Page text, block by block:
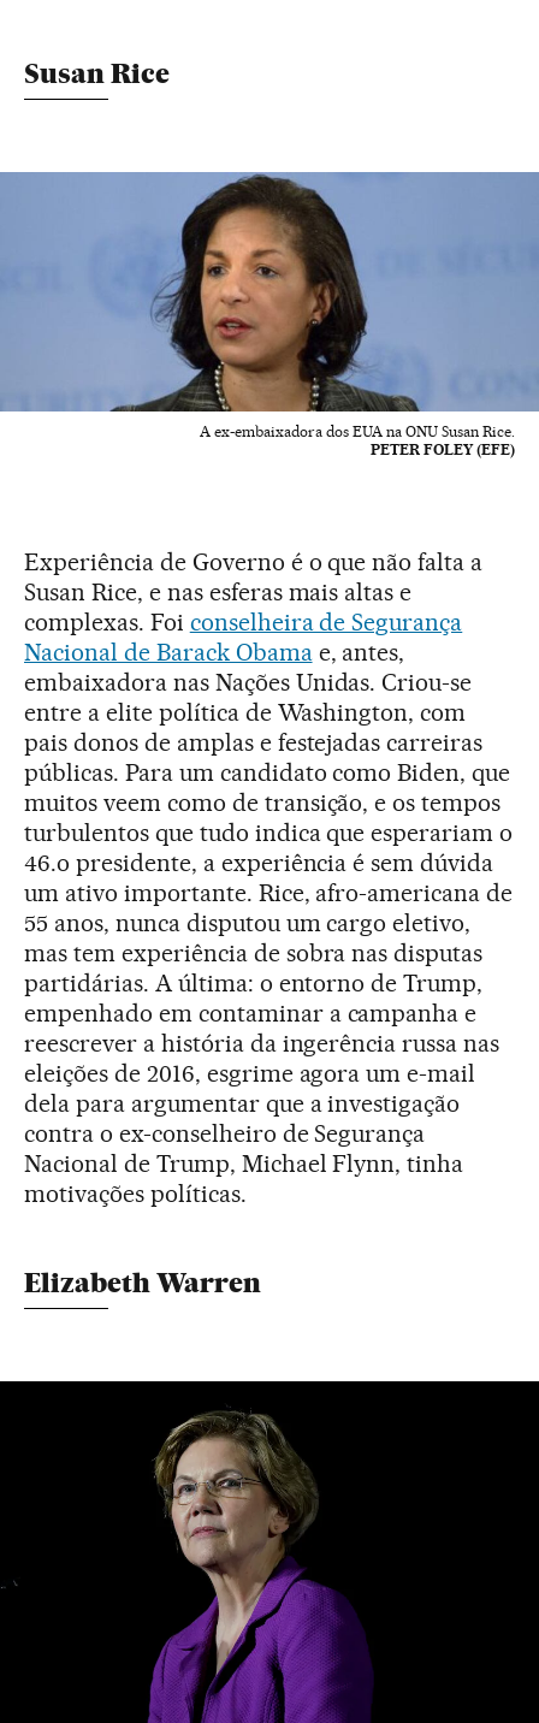
Susan Rice
A ex-embaixadora dos EUA na ONU Susan Rice.
PETER FOLEY (EFE)
Experiência de Governo é o que não falta a
Susan Rice, e nas esferas mais altas e
complexas. Foi conselheira de Segurança
Nacional de Barack Obamae, antes,
embaixadora nas Nações Unidas. Criou-se
entre a elite política de Washington, com
pais donos de amplas e festejadas carreiras
públicas. Para um candidato como Biden, que
muitos veem como de transição, e os tempos
turbulentos que tudo indica que esperariam o
46.o presidente, a experiência é sem dúvida
um ativo importante. Rice, afro-americana de
55 anos, nunca disputou um cargo eletivo,
mas tem experiência de sobra nas disputas
partidárias. A última: o entorno de Trump,
empenhado em contaminar a campanha e
reescrever a história da ingerência russa nas
eleições de 2016, esgrime agora um e-mail
dela para argumentar que a investigação
contra o ex-conselheiro de Segurança
Nacional de Trump, Michael Flynn, tinha
motivações políticas.
Elizabeth Warren